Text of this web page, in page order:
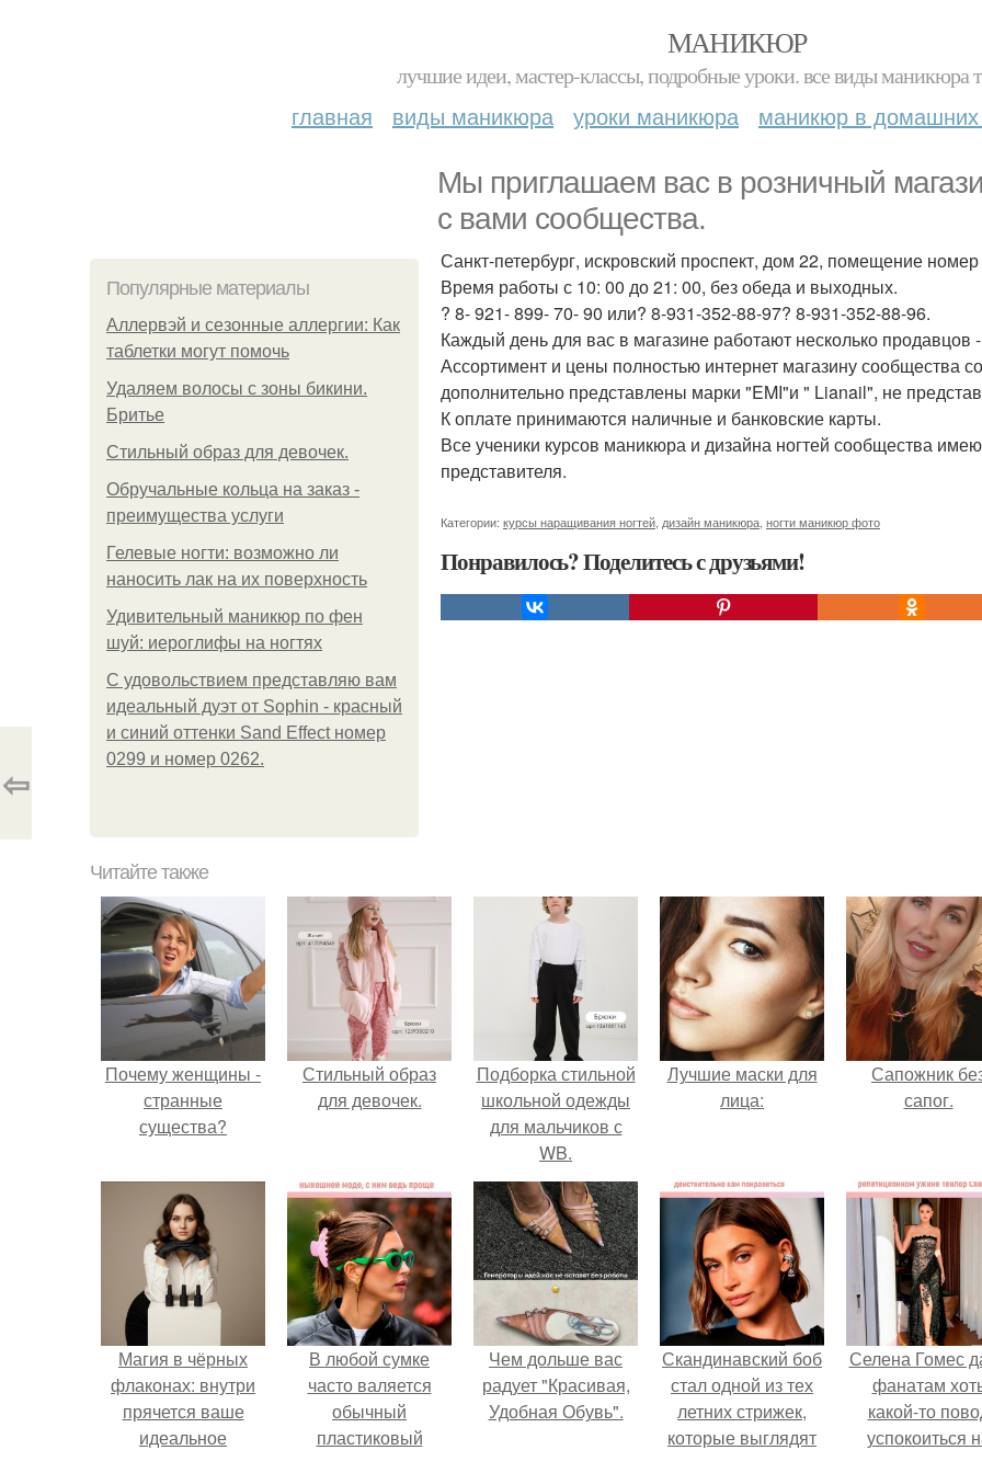
МАНИКЮР
лучшие идеи, мастер-классы, подробные уроки. все виды маникюра
главная виды маникюра уроки маникюра маникюр в домашних
Мы приглашаем вас в розничный
с вами сообщества.
Популярные материалы
Аллервэй и сезонные аллергии: Как
таблетки могут помочь
Удаляем волосы с зоны бикини.
Бритье
Стильный образ для девочек.
Обручальные кольца на заказ -
преимущества услуги
Гелевые ногти: возможно ли
наносить лак на их поверхность
Удивительный маникюр по фен
шуй: иероглифы на ногтях
С удовольствием представляю вам
идеальный дуэт от Sophin - красный
и синий оттенки Sand Effect номер
0299 и номер 0262.
Санкт-петербург, искровский проспект, дом 22, помещение
Время работы с 10: 00 до 21: 00, без обеда и выходных.
? 8- 921- 899- 70- 90 или? 8-931-352-88-97? 8-931-352-88-96.
Каждый день для вас в магазине работают несколько продавцов
Ассортимент и цены полностью интернет магазину сообщества
дополнительно представлены марки "EMI"и " Lianail", не
К оплате принимаются наличные и банковские карты.
Все ученики курсов маникюра и дизайна ногтей сообщества
представителя.
Категории: курсы наращивания ногтей дизайн маникюра ногти маникюр фото
Понравилось? Поделитесь с друзьями!
⇦
Читайте также
Почему женщины -
странные
существа?
Стильный образ
для девочек.
Подборка стильной
школьной одежды
для мальчиков с
WB.
Лучшие маски для
лица:
Сапожник
сапог.
Магия в чёрных
флаконах: внутри
прячется ваше
идеальное
В любой сумке
часто валяется
обычный
пластиковый
Чем дольше вас
радует "Красивая,
Удобная Обувь".
Скандинавский боб
стал одной из тех
летних стрижек,
которые выглядят
Селена Гомес
фанатам
какой-то
успокоиться